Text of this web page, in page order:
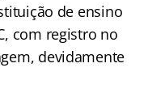
de ensino
com registro no
devidamente